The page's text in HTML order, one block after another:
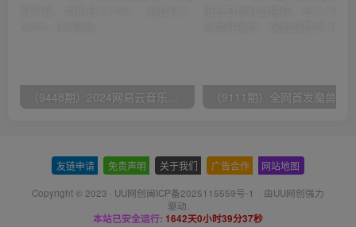
友链申请 免责声明 关于我们 广告合作 网站地图
Copyright © 2023 · UU网创闽ICP备2025115559号-1 · 由UU网创强力
驱动.
本站已安全运行: 1642天0小时39分37秒